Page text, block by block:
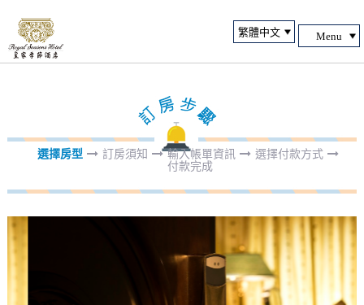
Menu
選擇房型 訂房須知 輸入帳單資訊
選擇付款方式
付款完成